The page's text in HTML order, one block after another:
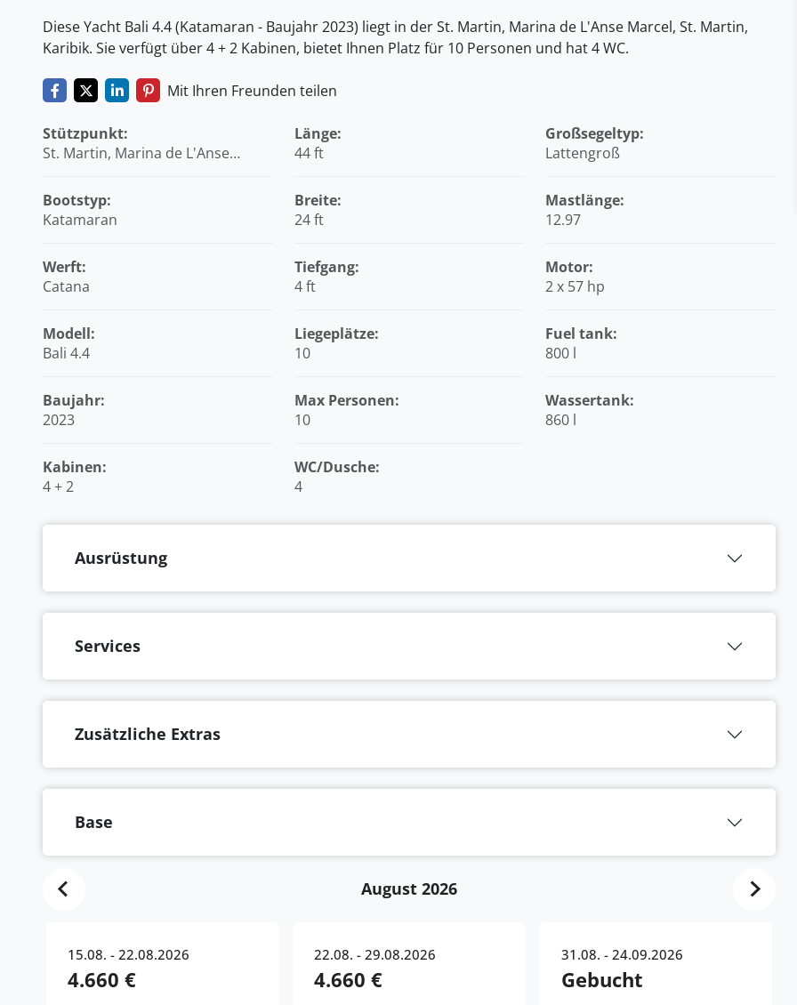
Diese Yacht Bali 4.4 (Katamaran - Baujahr 2023) liegt in der St. Martin, Marina de L'Anse Marcel, St. Martin,
Karibik. Sie verfügt über 4 + 2 Kabinen, bietet Ihnen Platz für 10 Personen und hat 4 WC.
Mit Ihren Freunden teilen
Stützpunkt:
St. Martin, Marina de L'Anse
Bootstyp:
Katamaran
Werft:
Catana
Modell:
Bali 4.4
Baujahr:
2023
Kabinen:
4 + 2
Länge:
44 ft
Breite:
24 ft
Tiefgang:
4 ft
Liegeplätze:
10
Max Personen:
10
WC/Dusche:
4
Großsegeltyp:
Lattengroß
Mastlänge:
12.97
Motor:
2 x 57 hp
Fuel tank:
800 l
Wassertank:
860 l
Ausrüstung
Services
Zusätzliche Extras
Base
August 2026
15.08. - 22.08.2026
4.660 €
22.08. - 29.08.2026
4.660 €
31.08. - 24.09.2026
Gebucht